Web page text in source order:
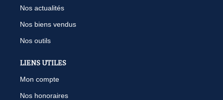
Nos actualités
Nos biens vendus
Nos outils
LIENS UTILES
Mon compte
Nos honoraires